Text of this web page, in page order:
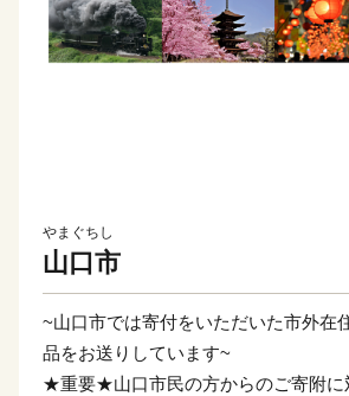
やまぐちし
山口市
~山口市では寄付をいただいた市外在
品をお送りしています~
★重要★山口市民の方からのご寄附に